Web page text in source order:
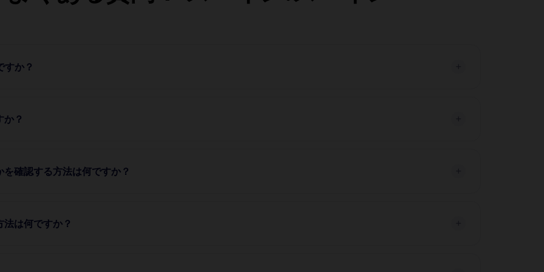
すか？
？
確認する方法は何ですか？
は何ですか？